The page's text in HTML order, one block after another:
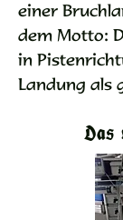
einer
dem Motto:
in
Landung als
Das